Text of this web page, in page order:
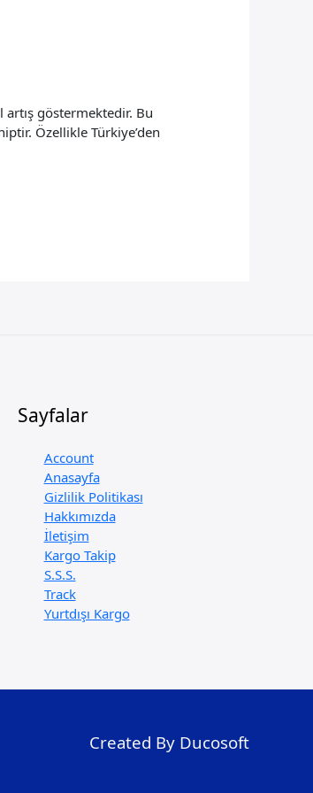
göstermektedir. Bu
Özellikle Türkiye’den
Sayfalar
Account
Anasayfa
Gizlilik Politikası
Hakkımızda
İletişim
Kargo Takip
S.S.S.
Track
Yurtdışı Kargo
Created By Ducosoft